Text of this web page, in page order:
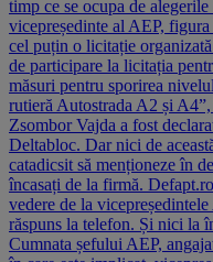
timp ce se ocupa de
vicepreședinte al AEP,
cel puțin o licitație
de participare la licitația
măsuri pentru sporirea
rutieră Autostrada A2 și
Zsombor Vajda a fost
Deltabloc. Dar nici de
catadicsit să menționeze în
încasați de la firmă.
vedere de la
răspuns la telefon. Și nici la
Cumnata șefului AEP,